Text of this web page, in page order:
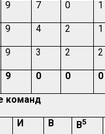
9 7 0 1
9 4 2 1
9 3 2 2
9 0 0 0
команд
И В В5